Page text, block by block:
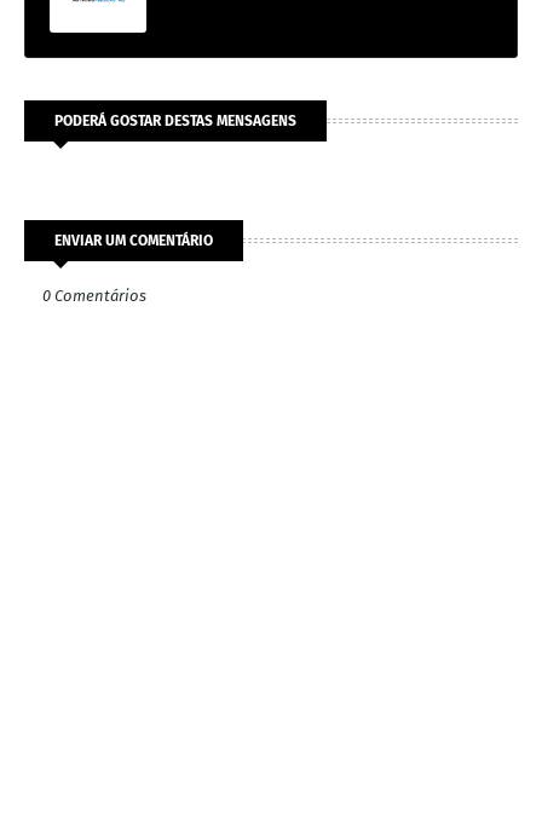
PODERÁ GOSTAR DESTAS MENSAGENS
ENVIAR UM COMENTÁRIO
0 Comentários